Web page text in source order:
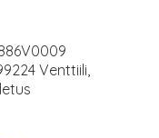
Venttiili,